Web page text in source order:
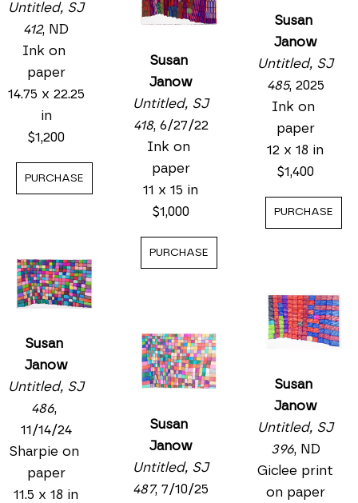
Untitled, SJ
412, ND
Ink on
paper
14.75 x 22.25
in
$1,200
PURCHASE
Susan
Janow
Untitled, SJ
486,
11/14/24
Sharpie on
paper
11.5 x 18 in
Susan
Janow
Untitled, SJ
418, 6/27/22
Ink on
paper
11 x 15 in
$1,000
PURCHASE
Susan
Janow
Untitled, SJ
487, 7/10/25
Susan
Janow
Untitled, SJ
485, 2025
Ink on
paper
12 x 18 in
$1,400
PURCHASE
Susan
Janow
Untitled, SJ
396, ND
Giclee print
on paper